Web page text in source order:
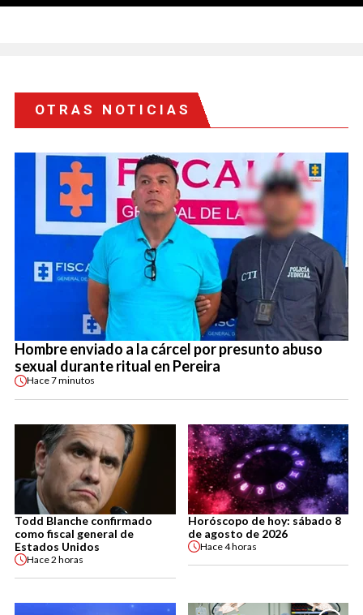
OTRAS NOTICIAS
Hombre enviado a la cárcel por presunto abuso
sexual durante ritual en Pereira
Hace7 minutos
Todd Blanche confirmado
como fiscal general de
Estados Unidos
Hace2 horas
Horóscopo de hoy: sábado 8
de agosto de 2026
Hace4 horas